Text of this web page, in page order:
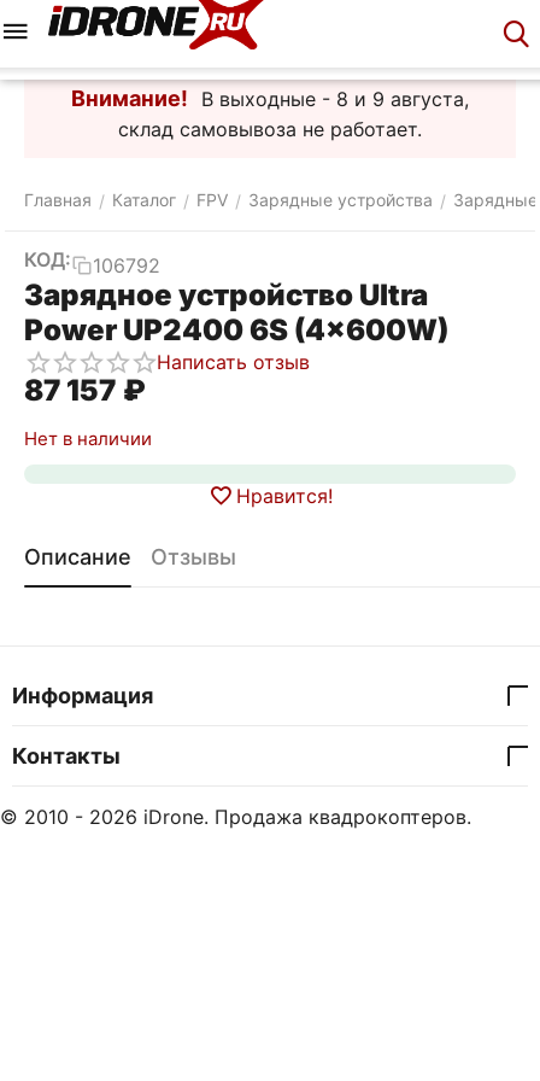
Внимание!
В выходные - 8 и 9 августа,
склад самовывоза не работает.
Главная / Каталог / FPV / Зарядные устройства / Зарядные
КОД: 106792
Зарядное устройство Ultra
Power UP2400 6S (4x600W)
Написать отзыв
87 157 ₽
Нет в наличии
Нравится!
Описание Отзывы
Информация
Контакты
© 2010 - 2026 iDrone. Продажа квадрокоптеров.
Корзина